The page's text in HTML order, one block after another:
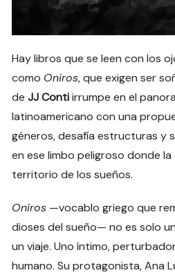
Hay libros que se leen con los
como Oniros, que exigen ser
deJJ Contiirrumpe en el
latinoamericano con una
géneros, desafía estructuras y
en ese limbo peligroso donde
territorio de los sueños.
Oniros —vocablo griego que
dioses del sueño— no es solo
un viaje. Uno íntimo,
humano. Su protagonista, Ana